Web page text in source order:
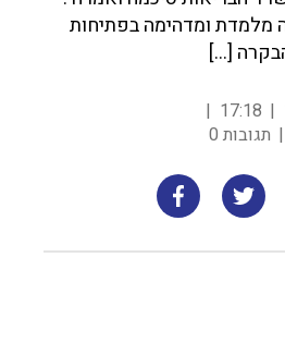
מלמדת ומדהימה בפתיחות
[…]
17:18
תגובות 0